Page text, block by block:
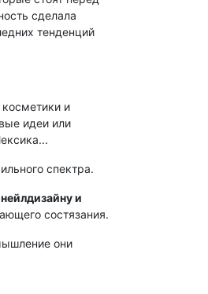
сделала
тенденций
и
идеи или
спектра.
и
состязания.
они